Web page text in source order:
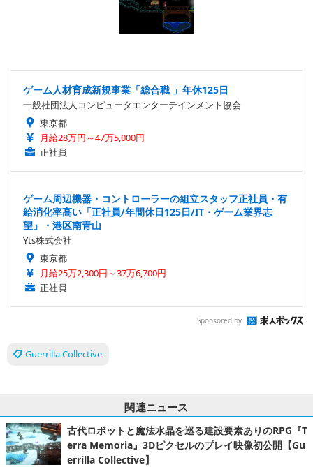
ゲーム人材育成新規事業「総合職 」年休125日
一般社団法人コンピュータエンターテインメント協会
東京都
月給28万円～47万5,000円
正社員
ゲーム周辺機器・コントローラーの組立スタッフ正社員・有
給消化率高い「正社員/年間休日125日/IT・ゲーム業界志
望」・港区南青山
Yts株式会社
東京都
月給25万2,300円～37万6,700円
正社員
Sponsored by
Guerrilla Collective
関連ニュース
古代ロボットと魔法水晶を巡る建設要素ありのRPG『T
erra Memoria』3Dピクセルのプレイ映像初公開【Gu
errilla Collective】